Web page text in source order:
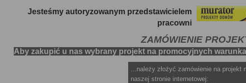
Jesteśmy autoryzowanym przedstawicielem
pracowni
ZAMÓWIENIE
Aby zakupić u nas wybrany projekt na promocyjnych
...należy złożyć zamówienie na projekt
naszej stronie internetowej: